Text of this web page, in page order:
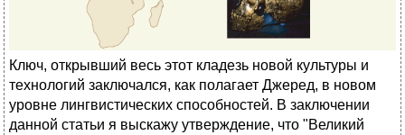
Ключ, открывший весь этот кладезь новой культуры и
технологий заключался, как полагает Джеред, в новом
уровне лингвистических способностей. В заключении
данной статьи я выскажу утверждение, что "Великий